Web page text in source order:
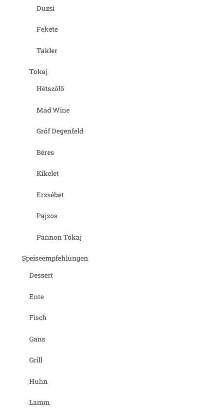
Duzsi
Fekete
Takler
Tokaj
Hétszőlő
Mad Wine
Gróf Degenfeld
Béres
Kikelet
Erzsébet
Pajzos
Pannon Tokaj
Speiseempfehlungen
Dessert
Ente
Fisch
Gans
Grill
Huhn
Lamm